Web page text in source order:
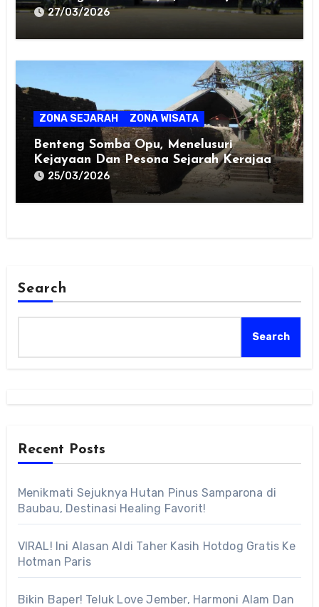
Kebumen!
27/03/2026
ZONA SEJARAH ZONA WISATA
Benteng Somba Opu, Menelusuri
Kejayaan Dan Pesona Sejarah Kerajaan
Gowa
25/03/2026
Search
Search
Recent Posts
Menikmati Sejuknya Hutan Pinus Samparona di
Baubau, Destinasi Healing Favorit!
VIRAL! Ini Alasan Aldi Taher Kasih Hotdog Gratis Ke
Hotman Paris
Bikin Baper! Teluk Love Jember, Harmoni Alam Dan